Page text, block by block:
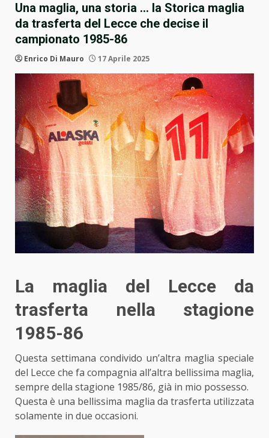
Una maglia, una storia … la Storica maglia
da trasferta del Lecce che decise il
campionato 1985-86
Enrico Di Mauro 17 Aprile 2025
La maglia del Lecce da
trasferta nella stagione
1985-86
Questa settimana condivido un’altra maglia speciale
del Lecce che fa compagnia all’altra bellissima maglia,
sempre della stagione 1985/86, già in mio possesso.
Questa è una bellissima maglia da trasferta utilizzata
solamente in due occasioni.